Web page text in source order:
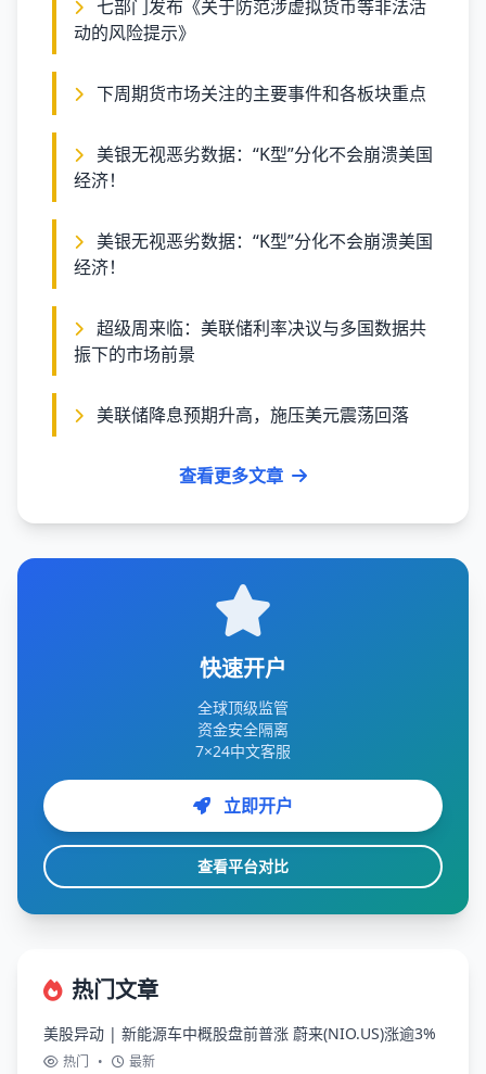
动的风险提示》
下周期货市场关注的主要事件和各板块重点
经济！
经济！
振下的市场前景
美联储降息预期升高，施压美元震荡回落
查看更多文章
快速开户
全球顶级监管
资金安全隔离
7×24中文客服
立即开户
查看平台对比
热门文章
美股异动 | 新能源车中概股盘前普涨 蔚来(NIO.US)涨逾3%
热门 • 最新